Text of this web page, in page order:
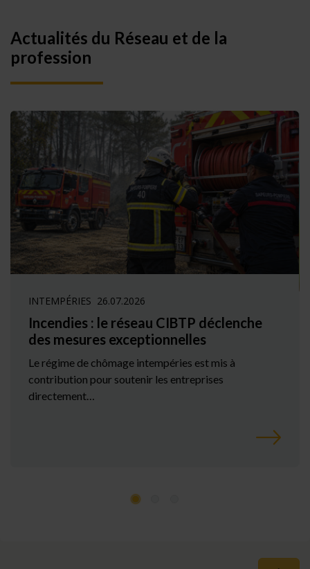
Actualités du Réseau et de la
profession
INTEMPÉRIES 26.07.2026
Incendies : le réseau CIBTP déclenche
des mesures exceptionnelles
Le régime de chômage intempéries est mis à
contribution pour soutenir les entreprises
directement…